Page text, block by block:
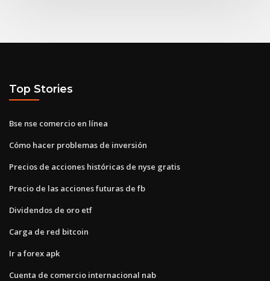
Top Stories
Bse nse comercio en línea
Cómo hacer problemas de inversión
Precios de acciones históricas de nyse gratis
Precio de las acciones futuras de fb
Dividendos de oro etf
Carga de red bitcoin
Ir a forex apk
Cuenta de comercio internacional nab